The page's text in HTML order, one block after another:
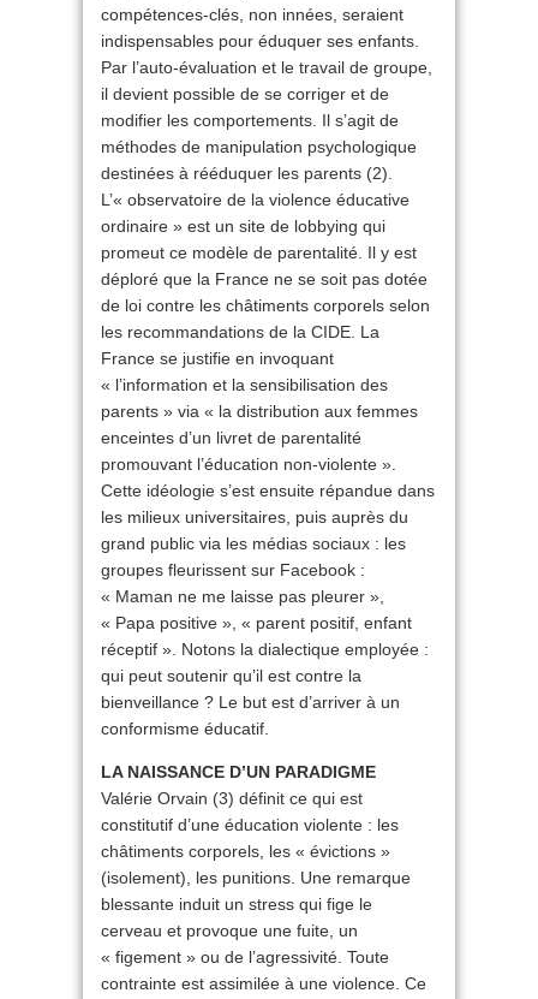
compétences-clés, non innées, seraient
indispensables pour éduquer ses enfants.
Par l’auto-évaluation et le travail de groupe,
il devient possible de se corriger et de
modifier les comportements. Il s’agit de
méthodes de manipulation psychologique
destinées à rééduquer les parents (2).
L’« observatoire de la violence éducative
ordinaire » est un site de lobbying qui
promeut ce modèle de parentalité. Il y est
déploré que la France ne se soit pas dotée
de loi contre les châtiments corporels selon
les recommandations de la CIDE. La
France se justifie en invoquant
« l’information et la sensibilisation des
parents » via « la distribution aux femmes
enceintes d’un livret de parentalité
promouvant l’éducation non-violente ».
Cette idéologie s’est ensuite répandue dans
les milieux universitaires, puis auprès du
grand public via les médias sociaux : les
groupes fleurissent sur Facebook :
« Maman ne me laisse pas pleurer »,
« Papa positive », « parent positif, enfant
réceptif ». Notons la dialectique employée :
qui peut soutenir qu’il est contre la
bienveillance ? Le but est d’arriver à un
conformisme éducatif.
LA NAISSANCE D’UN PARADIGME
Valérie Orvain (3) définit ce qui est
constitutif d’une éducation violente : les
châtiments corporels, les « évictions »
(isolement), les punitions. Une remarque
blessante induit un stress qui fige le
cerveau et provoque une fuite, un
« figement » ou de l’agressivité. Toute
contrainte est assimilée à une violence. Ce